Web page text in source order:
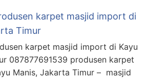
karpet masjid import di
Timur
karpet masjid import di Kayu
087877691539 produsen karpet
Manis, Jakarta Timur – masjid